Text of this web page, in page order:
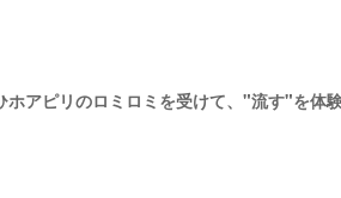
アピリのロミロミを受けて、"流す"を体